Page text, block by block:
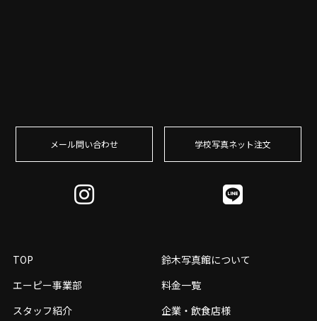
メール問い合わせ 学校写真ネット注⽂
TOP
鈴木写真館について
エーピー事業部
料金一覧
スタッフ紹介
企業・飲食店様